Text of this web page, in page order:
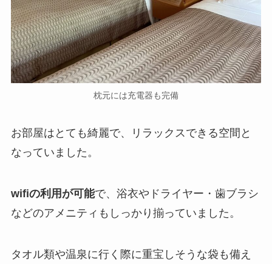
枕元には充電器も完備
お部屋はとても綺麗で、リラックスできる空間と
なっていました。
wifiの利用が可能で、浴衣やドライヤー・歯ブラシ
などのアメニティもしっかり揃っていました。
タオル類や温泉に行く際に重宝しそうな袋も備え